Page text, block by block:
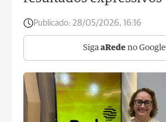
Publicado: 28/05/2026, 16:16
Siga aRede no Google